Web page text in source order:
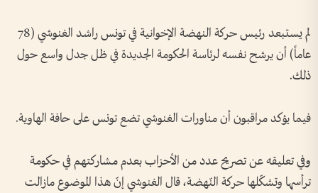
لم يستبعد رئيس حركة النهضة الإخوانية في تونس راشد الغنوشي (78
عاماً) أن يرشح نفسه لرئاسة الحكومة الجديدة في ظل جدل واسع حول
ذلك.
فيما يؤكد مراقبون أن مناورات الغنوشي تضع تونس على حافة الهاوية.
وفي تعليقه عن تصريح عدد من الأحزاب بعدم مشاركتهم في حكومة
ترأسها وتشكّلها حركة النّهضة، قال الغنوشي إنّ هذا الموضوع مازالت